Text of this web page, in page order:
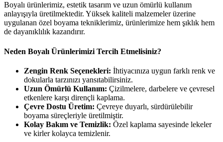
Boyalı ürünlerimiz, estetik tasarım ve uzun ömürlü kullanım
anlayışıyla üretilmektedir. Yüksek kaliteli malzemeler üzerine
uygulanan özel boyama tekniklerimiz, ürünlerimize hem şıklık hem
de dayanıklılık kazandırır.
Neden Boyalı Ürünlerimizi Tercih Etmelisiniz?
Zengin Renk Seçenekleri: İhtiyacınıza uygun farklı renk ve
dokularla tarzınızı yansıtabilirsiniz.
Uzun Ömürlü Kullanım: Çizilmelere, darbelere ve çevresel
etkenlere karşı dirençli kaplama.
Çevre Dostu Üretim: Çevreye duyarlı, sürdürülebilir
boyama süreçleriyle üretilmiştir.
Kolay Bakım ve Temizlik: Özel kaplama sayesinde lekeler
ve kirler kolayca temizlenir.